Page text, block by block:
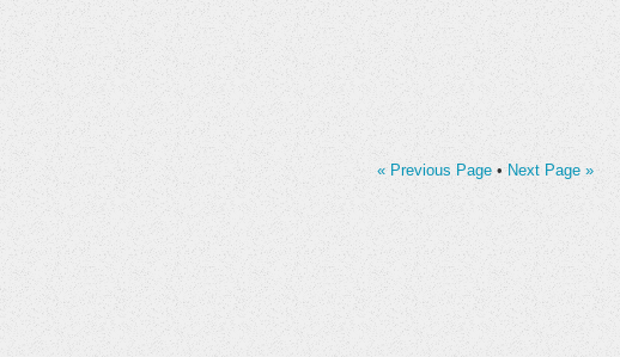
« Previous Page • Next Page »